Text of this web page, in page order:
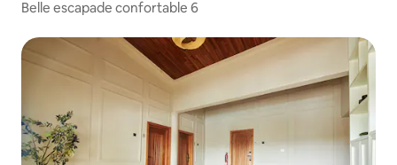
Belle escapade confortable 6